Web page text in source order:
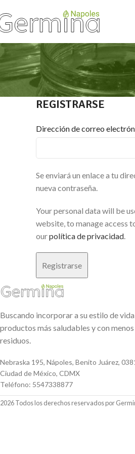
REGISTRARSE
Dirección de correo
Se enviará un enlace a tu
nueva contraseña.
Your personal data will be
website, to manage access
ourpolítica de privacidad.
Registrarse
Buscando incorporar a su estilo de vida
productos más saludables y con menos
residuos.
Nebraska 195, Nápoles, Benito Juárez,
Ciudad de México, CDMX
Teléfono: 5547338877
2026 Todos los derechos reservados por